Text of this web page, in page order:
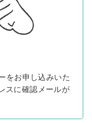
をお申し込みいた
スに確認メールが